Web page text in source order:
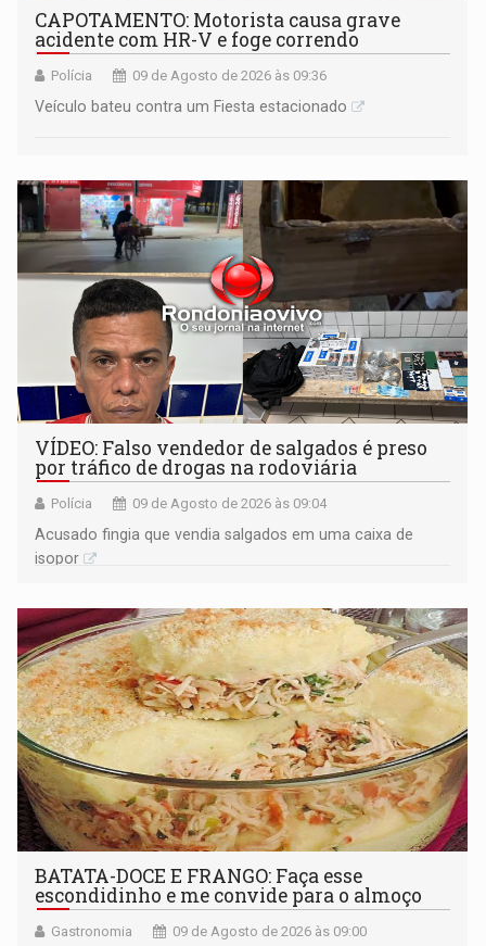
CAPOTAMENTO: Motorista causa grave
acidente com HR-V e foge correndo
Polícia 09 de Agosto de 2026 às 09:36
Veículo bateu contra um Fiesta estacionado
VÍDEO: Falso vendedor de salgados é preso
por tráfico de drogas na rodoviária
Polícia 09 de Agosto de 2026 às 09:04
Acusado fingia que vendia salgados em uma caixa de
isopor
BATATA-DOCE E FRANGO: Faça esse
escondidinho e me convide para o almoço
Gastronomia 09 de Agosto de 2026 às 09:00